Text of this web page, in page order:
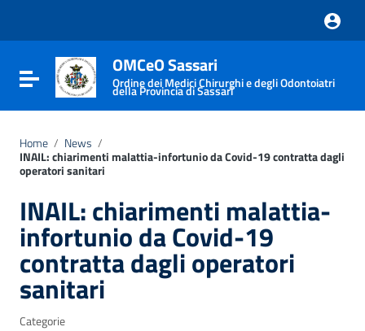
Vai al footer
Attiva / disattiva la navigazione
OMCeO Sassari
Ordine dei Medici Chirurghi e degli Odontoiatri
della Provincia di Sassari
Home / News /
INAIL: chiarimenti malattia-infortunio da Covid-19 contratta dagli
operatori sanitari
INAIL: chiarimenti malattia-
infortunio da Covid-19
contratta dagli operatori
sanitari
Categorie